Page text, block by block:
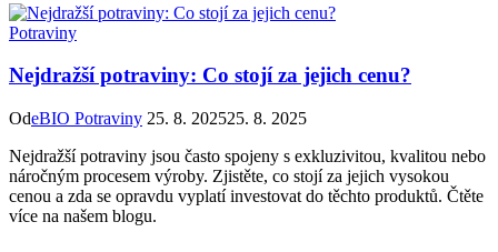
Potraviny
Nejdražší potraviny: Co stojí za jejich cenu?
OdeBIO Potraviny 25. 8. 202525. 8. 2025
Nejdražší potraviny jsou často spojeny s exkluzivitou, kvalitou nebo
náročným procesem výroby. Zjistěte, co stojí za jejich vysokou
cenou a zda se opravdu vyplatí investovat do těchto produktů. Čtěte
více na našem blogu.